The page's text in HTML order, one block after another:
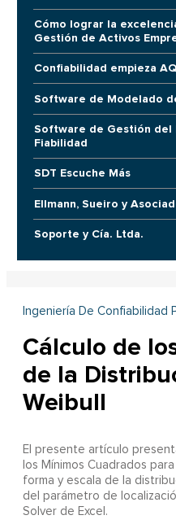
Cómo lograr la
Gestión de Activos
Confiabilidad empieza
Software de Modelado
Software de Gestión del
Fiabilidad
SDT Escuche Más
Ellmann, Sueiro y
Soporte y Cía. Ltda.
Ingeniería De Confiabilidad
Cálculo de
de la
Weibull
El presente artículo
los Mínimos Cuadrados
forma y escala de la
del parámetro de
Solver de Excel.